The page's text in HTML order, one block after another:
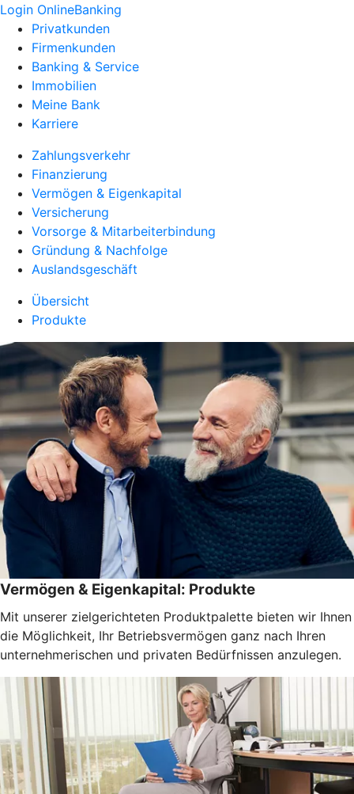
Login OnlineBanking
Privatkunden
Firmenkunden
Banking & Service
Immobilien
Meine Bank
Karriere
Zahlungsverkehr
Finanzierung
Vermögen & Eigenkapital
Versicherung
Vorsorge & Mitarbeiterbindung
Gründung & Nachfolge
Auslandsgeschäft
Übersicht
Produkte
Vermögen & Eigenkapital: Produkte
Mit unserer zielgerichteten Produktpalette bieten wir Ihnen
die Möglichkeit, Ihr Betriebsvermögen ganz nach Ihren
unternehmerischen und privaten Bedürfnissen anzulegen.